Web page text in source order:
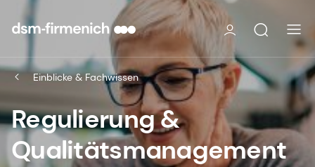
Einblicke & Fachwissen
Regulierung &
Qualitätsmanagement